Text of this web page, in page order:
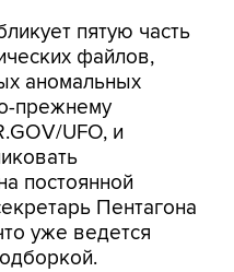
пятую часть
файлов,
аномальных
прежнему
UFO, и
постоянной
Пентагона
уже ведется